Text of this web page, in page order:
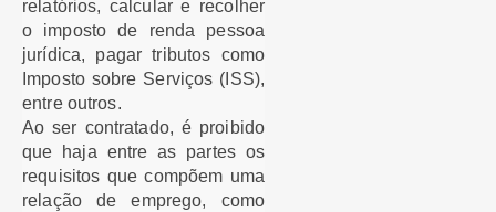
relatórios, calcular e recolher
o imposto de renda pessoa
jurídica, pagar tributos como
Imposto sobre Serviços (ISS),
entre outros.
Ao ser contratado, é proibido
que haja entre as partes os
requisitos que compõem uma
relação de emprego, como